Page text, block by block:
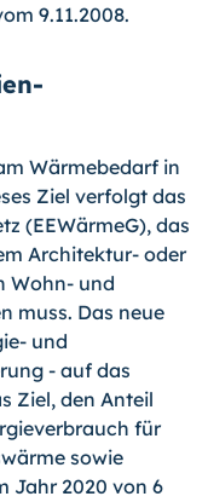
9.11.2008.
Wärmebedarf in
Ziel verfolgt das
(EEWärmeG), das
Architektur- oder
Wohn- und
muss. Das neue
und
- auf das
Ziel, den Anteil
für
sowie
Jahr 2020 von 6